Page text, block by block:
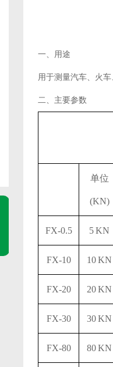
一、用途
用于测量汽车、火
二、主要参数
单位
(KN)
FX-0.5 5 KN
FX-10 10 KN
FX-20 20 KN
FX-30 30 KN
FX-80 80 KN